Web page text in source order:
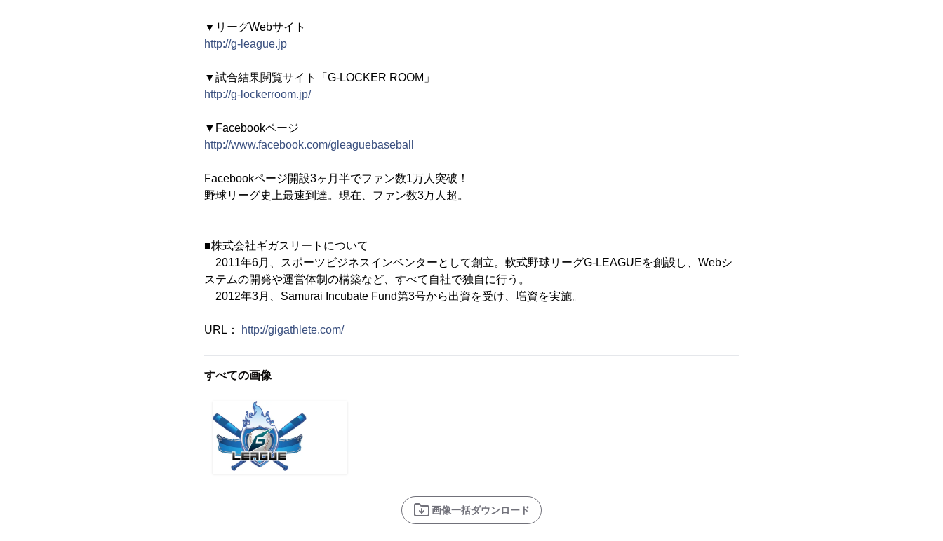
▼リーグWebサイト
http://g-league.jp
▼試合結果閲覧サイト「G-LOCKER ROOM」
http://g-lockerroom.jp/
▼Facebookページ
http://www.facebook.com/gleaguebaseball
Facebookページ開設3ヶ月半でファン数1万人突破！
野球リーグ史上最速到達。現在、ファン数3万人超。
■株式会社ギガスリートについて
2011年6月、スポーツビジネスインベンターとして創立。軟式野球リーグG-LEAGUEを創設し、Webシ
ステムの開発や運営体制の構築など、すべて自社で独自に行う。
2012年3月、Samurai Incubate Fund第3号から出資を受け、増資を実施。
URL： http://gigathlete.com/
すべての画像
画像一括ダウンロード